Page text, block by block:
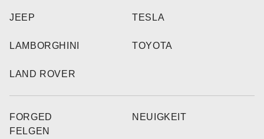
JEEP
LAMBORGHINI
LAND ROVER
TESLA
TOYOTA
FORGED
FELGEN
NEUIGKEIT